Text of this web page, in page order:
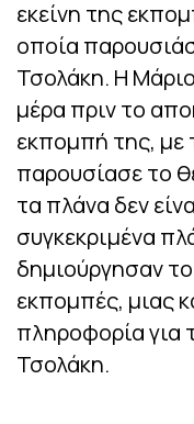
εκείνη της
οποία
Τσολάκη. Η
μέρα πριν το
εκπομπή της, με
παρουσίασε το
τα πλάνα δεν
συγκεκριμένα
δημιούργησαν
εκπομπές, μιας
πληροφορία για
Τσολάκη.